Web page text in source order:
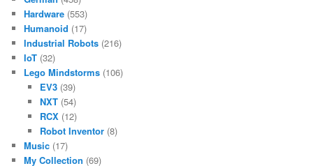
Hardware (553)
Humanoid (17)
Industrial Robots (216)
IoT (32)
Lego Mindstorms (106)
EV3(39)
NXT(54)
RCX(12)
Robot Inventor(8)
Music (17)
My Collection (69)